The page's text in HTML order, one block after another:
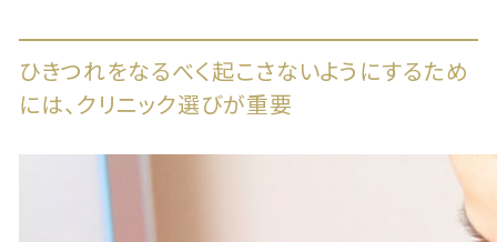
ひきつれをなるべく起こさないようにするため
には、クリニック選びが重要